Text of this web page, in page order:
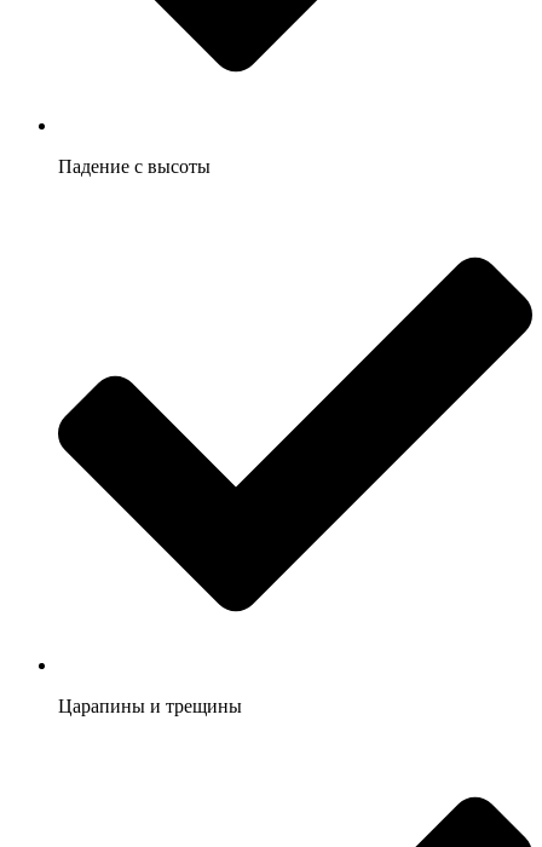
Падение с высоты
Царапины и трещины